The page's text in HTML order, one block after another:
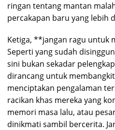
ringan tentang mantan
percakapan baru yang lebih
Ketiga, **jangan ragu untuk
Seperti yang sudah
sini bukan sekadar
dirancang untuk
menciptakan pengalaman
racikan khas mereka yang
memori masa lalu, atau
dinikmati sambil bercerita.